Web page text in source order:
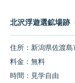
北沢浮遊選鉱場跡
住所：新潟県佐渡
料金：無料
時間：見学自由